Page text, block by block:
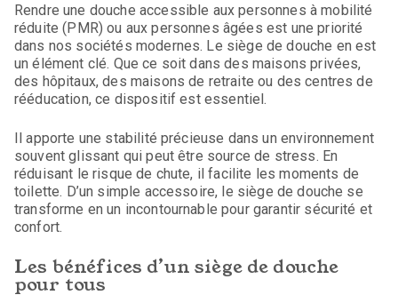
Rendre une douche accessible aux personnes à mobilité
réduite (PMR) ou aux personnes âgées est une priorité
dans nos sociétés modernes. Le siège de douche en est
un élément clé. Que ce soit dans des maisons privées,
des hôpitaux, des maisons de retraite ou des centres de
rééducation, ce dispositif est essentiel.
Il apporte une stabilité précieuse dans un environnement
souvent glissant qui peut être source de stress. En
réduisant le risque de chute, il facilite les moments de
toilette. D’un simple accessoire, le siège de douche se
transforme en un incontournable pour garantir sécurité et
confort.
Les bénéfices d’un siège de douche
pour tous